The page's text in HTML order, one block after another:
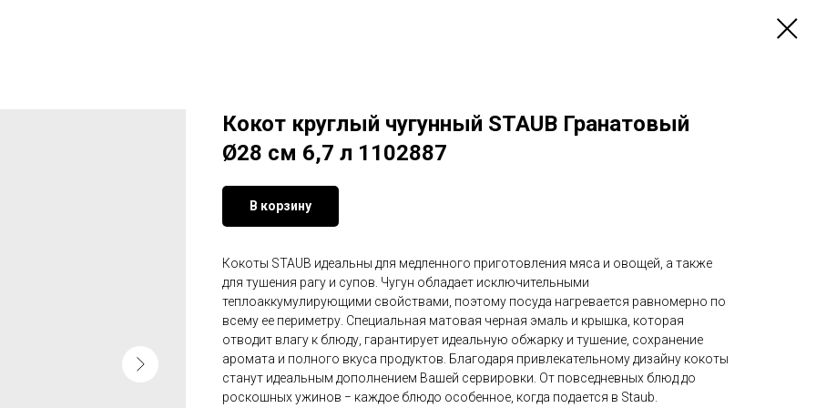
Кокот круглый чугунный STAUB Гранатовый
Ø28 см 6,7 л 1102887
В корзину
Кокоты STAUB идеальны для медленного приготовления мяса и овощей, а также
для тушения рагу и супов. Чугун обладает исключительными
теплоаккумулирующими свойствами, поэтому посуда нагревается равномерно по
всему ее периметру. Специальная матовая черная эмаль и крышка, которая
отводит влагу к блюду, гарантирует идеальную обжарку и тушение, сохранение
аромата и полного вкуса продуктов. Благодаря привлекательному дизайну кокоты
станут идеальным дополнением Вашей сервировки. От повседневных блюд до
роскошных ужинов − каждое блюдо особенное, когда подается в Staub.